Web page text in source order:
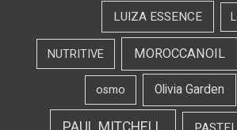
LUIZA ESSENCE
MOROCCANOIL
NUTRITIVE
Olivia Garden
osmo